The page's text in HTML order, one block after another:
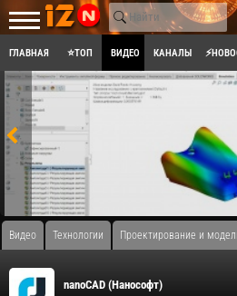
ГЛАВНАЯ ⭐ТОП ВИДЕО КАНАЛЫ
Видео Технологии Проектирование и
nanoCAD (Нанософт)